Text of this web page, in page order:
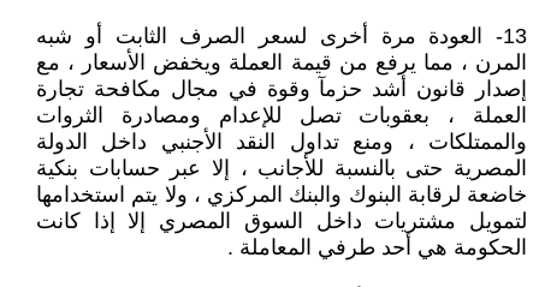
13- العودة مرة أخرى لسعر الصرف الثابت أو شبه
المرن ، مما يرفع من قيمة العملة ويخفض الأسعار ، مع
إصدار قانون أشد حزمآ وقوة في مجال مكافحة تجارة
العملة ، بعقوبات تصل للإعدام ومصادرة الثروات
والممتلكات ، ومنع تداول النقد الأجنبي داخل الدولة
المصرية حتى بالنسبة للأجانب ، إلا عبر حسابات بنكية
خاضعة لرقابة البنوك والبنك المركزي ، ولا يتم استخدامها
لتمويل مشتريات داخل السوق المصري إلا إذا كانت
الحكومة هي أحد طرفي المعاملة .